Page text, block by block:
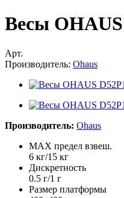
Весы
Арт.
Производитель: Ohaus
Производитель: Ohaus
MAX предел взвеш.
6 кг/15 кг
Дискретность
0.5 г/1 г
Размер платформы